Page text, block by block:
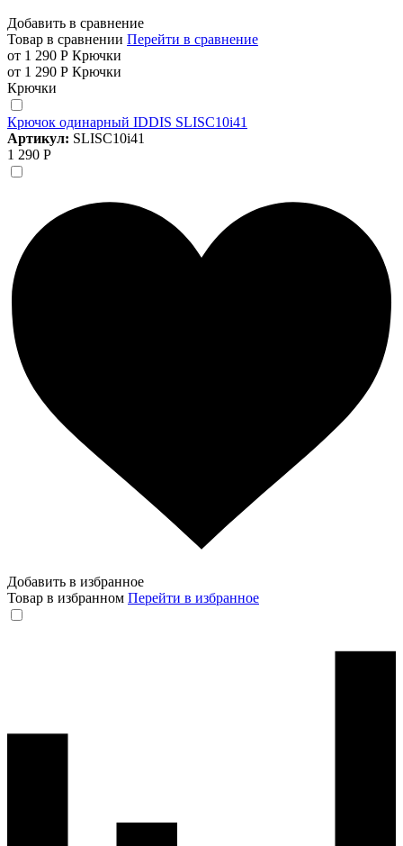
Добавить в сравнение
Товар в сравнении Перейти в сравнение
от 1 290 Р Крючки
от 1 290 Р Крючки
Крючки
Крючок одинарный IDDIS SLISC10i41
Артикул: SLISC10i41
1 290 Р
Добавить в избранное
Товар в избранном Перейти в избранное